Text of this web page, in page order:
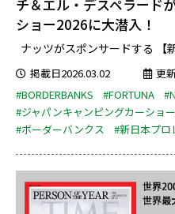
チ＆エル・デスペラード
ショー2026に大潜入！
ナッツがスポンサードする 【
掲載日2026.03.02
更
#BORDERBANKS
#FORTUNA
#ジャパンキャンピングカーショ
#ボーダーバンクス
#新日本プロ